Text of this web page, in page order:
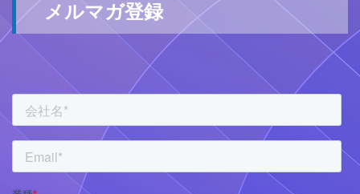
メルマガ登録